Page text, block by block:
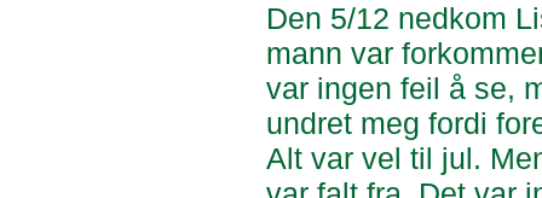
Den 5/12 nedkom
mann var
var ingen feil å se,
undret meg fordi
Alt var vel til jul.